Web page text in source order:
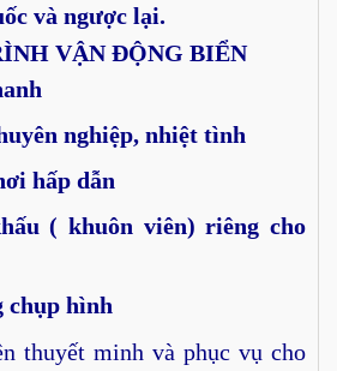
và ngược lại.
VẬN ĐỘNG BIỂN
nghiệp, nhiệt tình
hấp dẫn
( khuôn viên) riêng cho
chụp hình
thuyết minh và phục vụ cho